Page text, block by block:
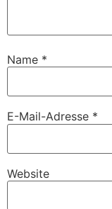
Name *
E-Mail-Adresse *
Website